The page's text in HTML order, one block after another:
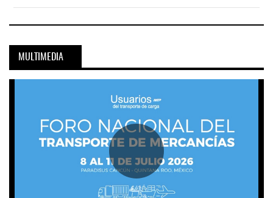
MULTIMEDIA